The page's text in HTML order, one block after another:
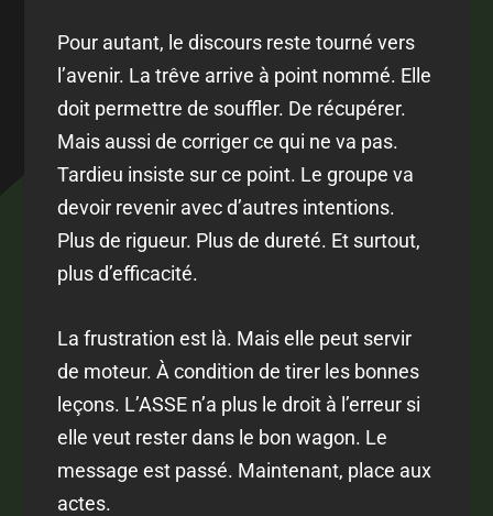
Pour autant, le discours reste tourné vers
l’avenir. La trêve arrive à point nommé. Elle
doit permettre de souffler. De récupérer.
Mais aussi de corriger ce qui ne va pas.
Tardieu insiste sur ce point. Le groupe va
devoir revenir avec d’autres intentions.
Plus de rigueur. Plus de dureté. Et surtout,
plus d’efficacité.
La frustration est là. Mais elle peut servir
de moteur. À condition de tirer les bonnes
leçons. L’ASSE n’a plus le droit à l’erreur si
elle veut rester dans le bon wagon. Le
message est passé. Maintenant, place aux
actes.